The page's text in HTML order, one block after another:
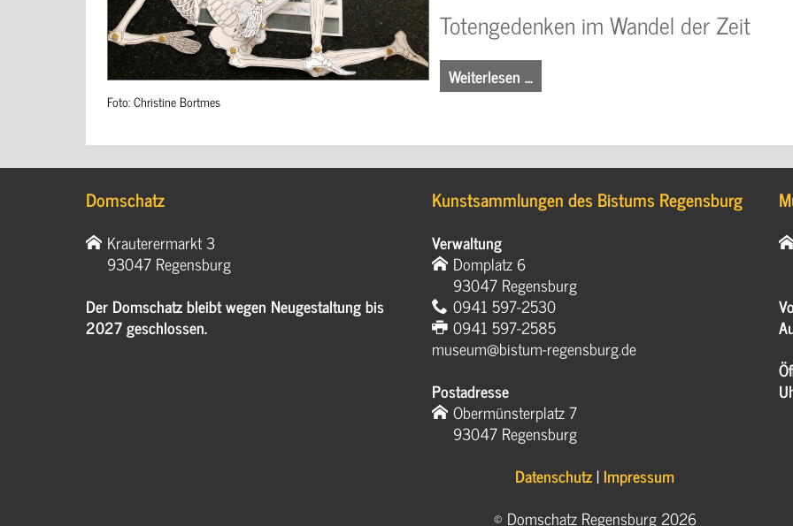
Foto: Christine Bortmes
Totengedenken im Wandel der Zeit
Weiterlesen …
Domschatz
Krauterermarkt 3
93047 Regensburg
Der Domschatz bleibt wegen Neugestaltung bis
2027 geschlossen.
Kunstsammlungen des Bistums Regensburg
Verwaltung
Domplatz 6
93047 Regensburg
0941 597-2530
0941 597-2585
museum@bistum-regensburg.de
Postadresse
Obermünsterplatz 7
93047 Regensburg
Datenschutz|Impressum
© Domschatz Regensburg 2026